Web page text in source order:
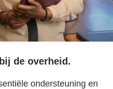
de overheid.
ondersteuning en